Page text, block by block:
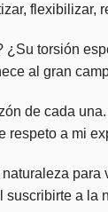
flexibilizar,
¿Su torsión
al gran
de cada
respeto a mi
suscribirte a la